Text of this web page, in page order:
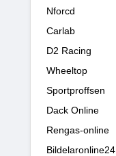
Nforcd
Carlab
D2 Racing
Wheeltop
Sportproffsen
Dack Online
Rengas-online
Bildelaronline24